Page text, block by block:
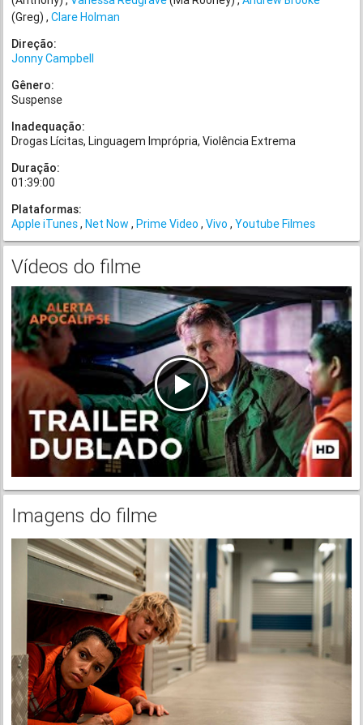
(Greg) Clare Holman
Direção:
Jonny Campbell
Gênero:
Suspense
Inadequação:
Drogas Lícitas Linguagem Imprópria Violência Extrema
Duração:
01:39:00
Plataformas:
Apple iTunes Net Now Prime Video Vivo Youtube Filmes
Vídeos do filme
Imagens do filme